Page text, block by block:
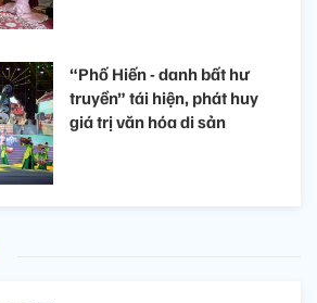
“Phố Hiến - danh bất hư
truyền” tái hiện, phát huy
giá trị văn hóa di sản